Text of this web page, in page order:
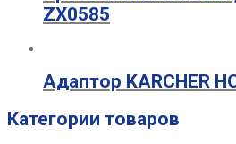
ZX0585
Адаптор KARCHER
Категории товаров